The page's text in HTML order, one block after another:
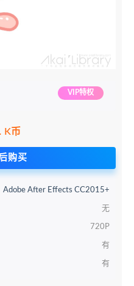
VIP特权
K币
购买
Adobe After Effects CC2015+
无
720P
有
有